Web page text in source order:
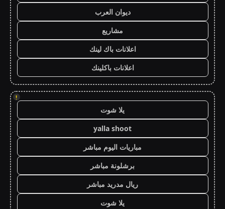
ديوان العرب
مشاريع
اعلانات باك لينك
اعلانات باكلينك
!
يلا شوت
yalla shoot
مباريات اليوم مباشر
برشلونة مباشر
ريال مدريد مباشر
يلا شوت